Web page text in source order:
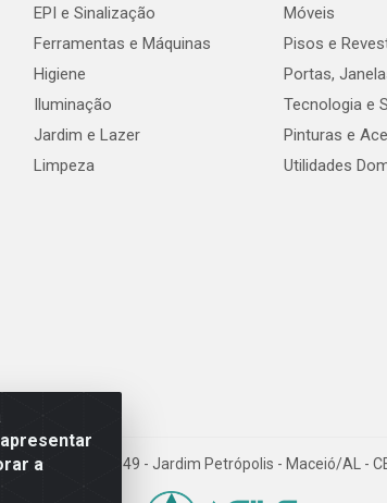
a
EPI e Sinalização
Ferramentas e Máquinas
Higiene
Iluminação
Jardim e Lazer
Limpeza
Móveis
Pisos e
Portas,
Tecnologia e
Pinturas e
Utilidades
Monteiro, 7049 - Jardim Petrópolis - Maceió/AL -